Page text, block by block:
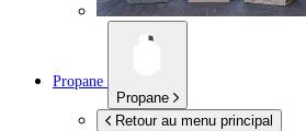
Propane
Propane
Retour au menu principal